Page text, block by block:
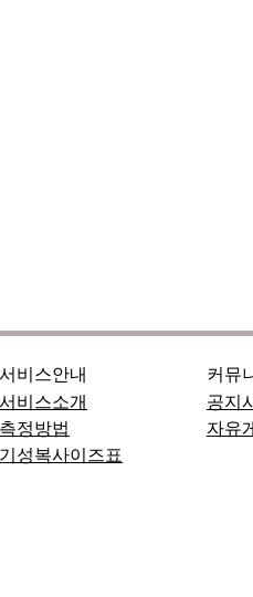
서비스안내
서비스소개
측정방법
기성복사이즈표
커뮤
공지
자유